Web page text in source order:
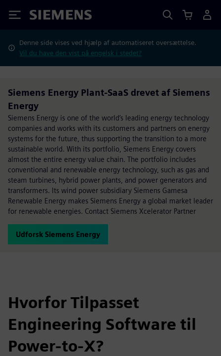
Siemens
Denne side vises ved hjælp af automatiseret oversættelse.
Vil du have den vist på engelsk i stedet?
Siemens Energy Plant-SaaS drevet af Siemens
Energy
Siemens Energy is one of the world’s leading energy technology
companies and works with its customers and partners on energy
systems for the future, thus supporting the transition to a more
sustainable world. With its portfolio, Siemens Energy covers
almost the entire energy value chain. The portfolio includes
conventional and renewable energy technology, such as gas and
steam turbines, hybrid power plants, and power generators and
transformers. Its wind power subsidiary Siemens Gamesa
Renewable Energy makes Siemens Energy a global market leader
for renewable energies. Contact Siemens Xcelerator Partner
Udforsk Siemens Energy
Hvorfor Tilpasset
Engineering Software til
Power-to-X?